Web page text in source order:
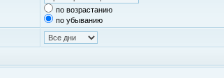
по возрастанию
по убыванию